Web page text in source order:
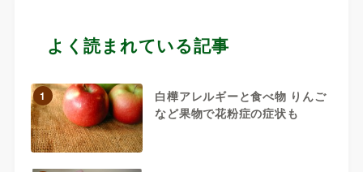
よく読まれている記事
1
白樺アレルギーと食べ物 りんご
など果物で花粉症の症状も